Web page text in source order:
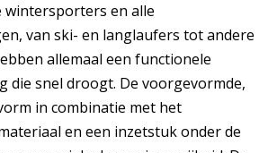
wintersporters en alle
van ski- en langlaufers tot andere
allemaal een functionele
die snel droogt. De voorgevormde,
in combinatie met het
en een inzetstuk onder de